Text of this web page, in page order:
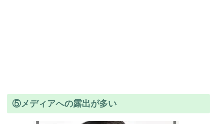
⑤メディアへの露出が多い